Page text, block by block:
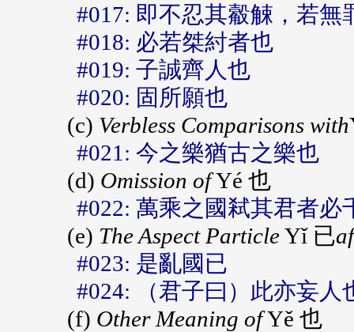
#017: 即不忍其觳觫，若
#018: 必若桀紂者也
#019: 子誠齊人也
#020: 固所願也
(c) Verbless Comparisons with
#021: 今之樂猶古之樂也
(d) Omission ofYé 也
#022: 萬乘之國弒其君者必
(e) The Aspect ParticleYǐ 已
#023: 是亂國已
#024: （君子曰）此亦妄人
(f) Other Meaning ofYě 也